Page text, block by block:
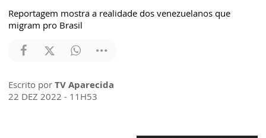
Reportagem mostra a realidade dos venezuelanos que
migram pro Brasil
Escrito por TV Aparecida
22 DEZ 2022 - 11H53